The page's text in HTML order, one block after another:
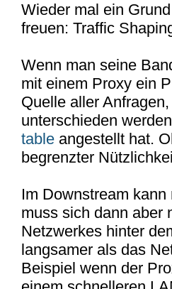
Wieder mal ein
freuen: Traffic
Wenn man seine
mit einem Proxy ein
Quelle aller
unterschieden
tableangestellt hat.
begrenzter
Im Downstream
muss sich dann aber
Netzwerkes hinter
langsamer als das
Beispiel wenn der